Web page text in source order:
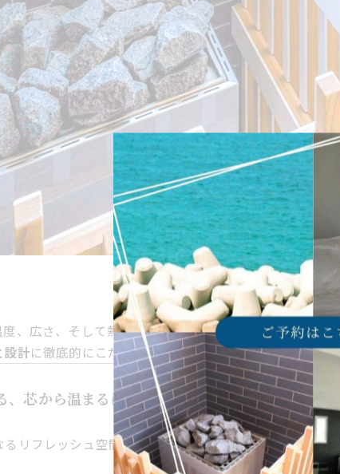
、広さ、そして熱源の質は妥協できないポイントです
設計に徹底的にこだわりました。
、芯から温まる確かな熱
リフレッシュ空間ではなく、本格的なサウナ体験を追求